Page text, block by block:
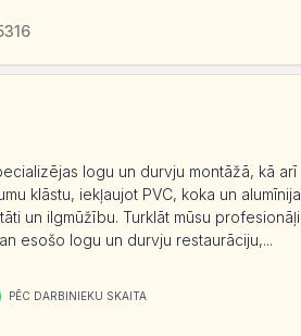
logu un durvju montāžā, kā arī
klāstu, iekļaujot PVC, koka un alumīnija
un ilgmūžību. Turklāt mūsu profesionāļi
esošo logu un durvju restaurāciju,...
PĒC DARBINIEKU SKAITA